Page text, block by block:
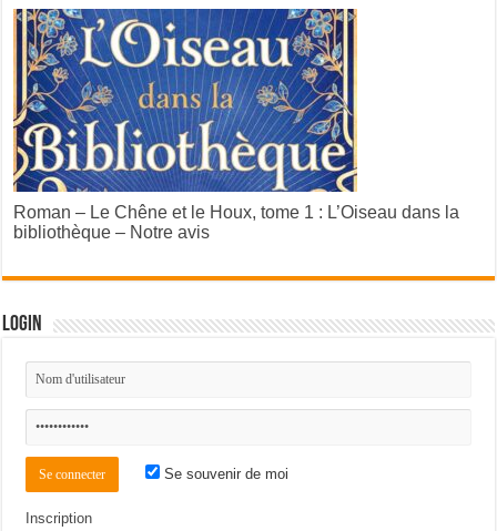
Roman – Le Chêne et le Houx, tome 1 : L’Oiseau dans la
bibliothèque – Notre avis
Login
Se souvenir de moi
Inscription